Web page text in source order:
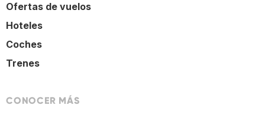
Ofertas de vuelos
Hoteles
Coches
Trenes
CONOCER MÁS